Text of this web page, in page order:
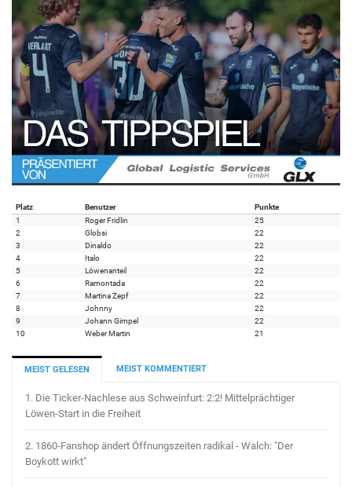
Platz Benutzer
Punkte
1
Roger Fridlin
25
2
Globsi
22
3
Dinaldo
22
4
Italo
22
5
Löwenanteil
22
6
Ramontada
22
7
Martina Zepf
22
8
Johnny
22
9
Johann Gimpel
22
10
Weber Martin 21
MEIST GELESEN MEIST KOMMENTIERT
1. Die Ticker-Nachlese aus Schweinfurt: 2:2! Mittelprächtiger
Löwen-Start in die Freiheit
2. 1860-Fanshop ändert Öffnungszeiten radikal - Walch: "Der
Boykott wirkt"